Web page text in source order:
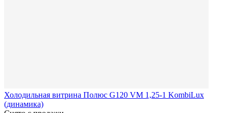
Холодильная витрина Полюс G120 VM 1,25-1 KombiLux
(динамика)